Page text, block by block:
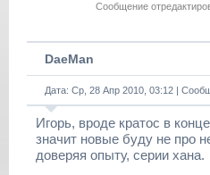
Сообщение
DaeMan
Дата: Ср, 28 Апр 2010, 03:12 |
Игорь, вродe крaтос в
знaчит новыe буду нe про
довeряя опыту, сeрии хaнa.